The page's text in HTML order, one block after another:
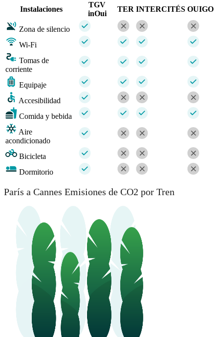
Instalaciones
TGV
inOui
TER INTERCITÉS OUIGO
Zona de silencio
Wi-Fi
Tomas de
corriente
Equipaje
Accesibilidad
Comida y bebida
Aire
acondicionado
Bicicleta
Dormitorio
París a Cannes Emisiones de CO2 por Tren